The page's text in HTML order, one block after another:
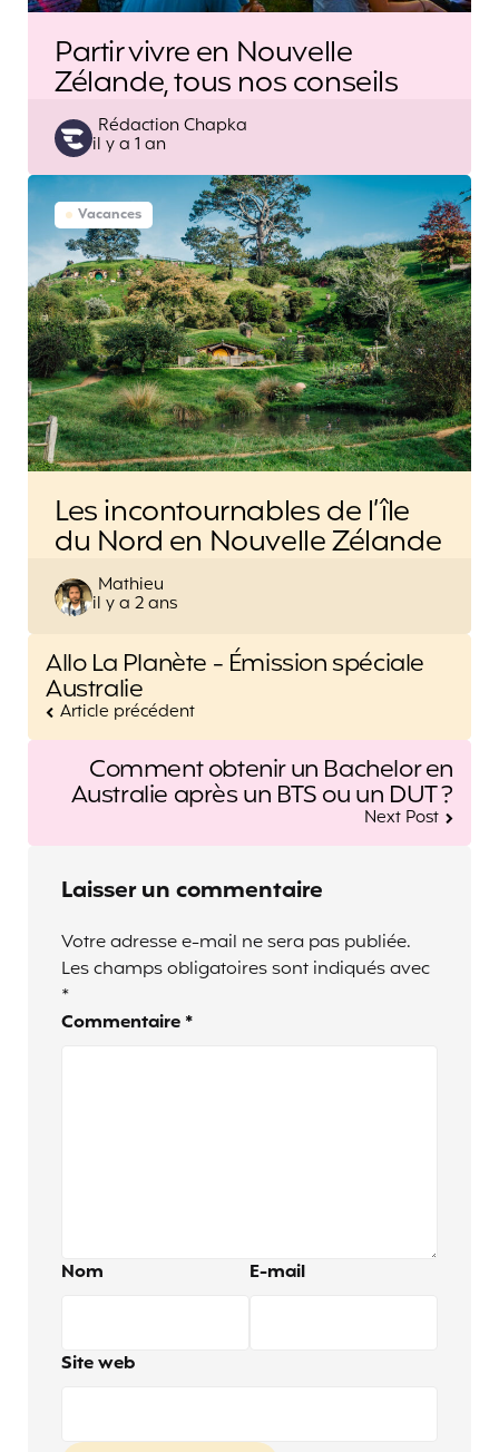
Partir vivre en Nouvelle
Zélande, tous nos conseils
Posted
by
Rédaction Chapka
il y a 1 an
Vacances
Les incontournables de l’île
du Nord en Nouvelle Zélande
Posted
by
Mathieu
il y a 2 ans
Post
navigation
Allo La Planète - Émission spéciale
Australie
Article précédent
Comment obtenir un Bachelor en
Australie après un BTS ou un DUT ?
Next Post
Laisser un commentaire
Votre adresse e-mail ne sera pas publiée.
Les champs obligatoires sont indiqués avec
*
Commentaire *
Nom E-mail
Site web